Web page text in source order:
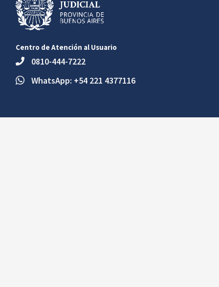
Centro de Atención al Usuario
0810-444-7222
WhatsApp: +54 221 4377116